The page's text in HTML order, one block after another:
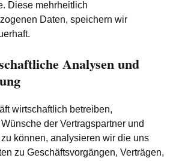
Diese mehrheitlich
Daten, speichern wir
Analysen und
wirtschaftlich betreiben,
der Vertragspartner und
können, analysieren wir die uns
zu Geschäftsvorgängen, Verträgen,